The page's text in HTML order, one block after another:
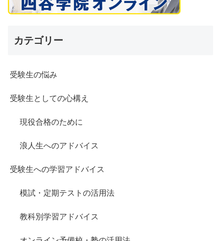
カテゴリー
受験生の悩み
受験生としての心構え
現役合格のために
浪人生へのアドバイス
受験生への学習アドバイス
模試・定期テストの活用法
教科別学習アドバイス